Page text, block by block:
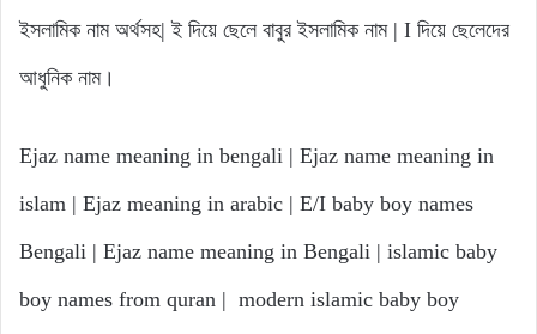
ইসলামিক নাম অর্থসহ| ই দিয়ে ছেলে বাবুর ইসলামিক নাম | I দিয়ে ছেলেদের
আধুনিক নাম।
Ejaz name meaning in bengali | Ejaz name meaning in
islam | Ejaz meaning in arabic | E/I baby boy names
Bengali | Ejaz name meaning in Bengali | islamic baby
boy names from quran | modern islamic baby boy